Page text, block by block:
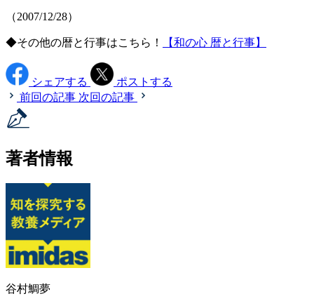
（2007/12/28）
◆その他の暦と行事はこちら！ 【和の心 暦と行事】
シェアする
ポストする
前回の記事 次回の記事
著者情報
谷村鯛夢